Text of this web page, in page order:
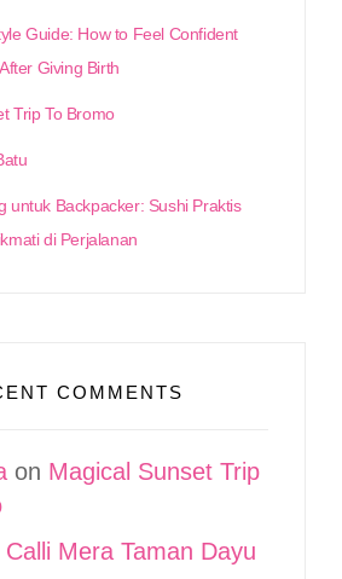
Guide: How to Feel Confident
Giving Birth
Trip To Bromo
untuk Backpacker: Sushi Praktis
di Perjalanan
COMMENTS
on Magical Sunset Trip
Calli Mera Taman Dayu